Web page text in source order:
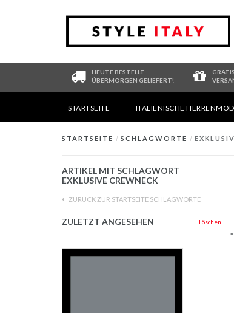
HEUTE BESTELLT
ÜBERMORGEN GELIEFERT!
GRATIS
STARTSEITE ITALIENISCHE
STARTSEITE / SCHLAGWORTE /
ARTIKEL MIT SCHLAGWORT
EXKLUSIVE CREWNECK
ZURÜCK ZUR STARTSEITE SCHLAGWORTE
ZULETZT ANGESEHEN Löschen